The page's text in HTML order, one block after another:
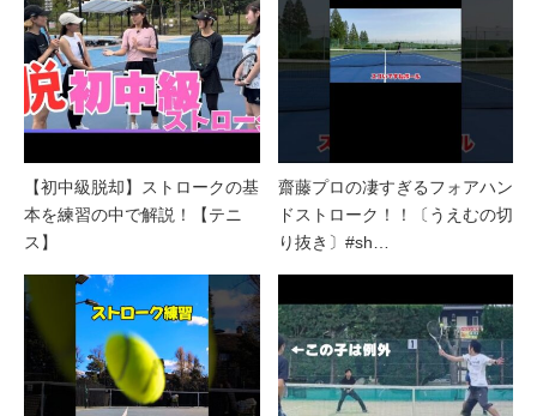
【初中級脱却】ストロークの基
本を練習の中で解説！【テニ
ス】
齋藤プロの凄すぎるフォアハン
ドストローク！！〔うえむの切
り抜き〕#sh…